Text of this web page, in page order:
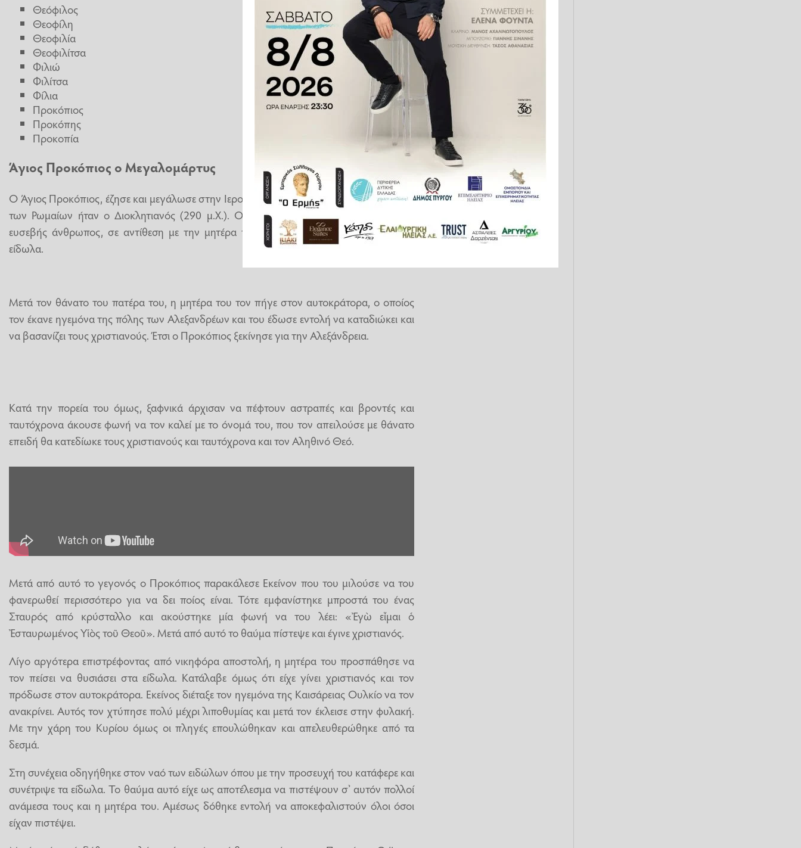
Θεόφιλος
Θεοφίλη
Θεοφιλία
Θεοφιλίτσα
Φιλιώ
Φιλίτσα
Φίλια
Προκόπιος
Προκόπης
Προκοπία
Άγιος Προκόπιος ο Μεγαλομάρτυς
Ο Άγιος Προκόπιος, έζησε και μεγάλωσε στην Ιερουσαλήμ τα χρόνια που αυτοκράτορας
των Ρωμαίων ήταν ο Διοκλητιανός (290 μ.Χ.). Ο πατέρας του, ο Χριστόφορος, ήταν
ευσεβής άνθρωπος, σε αντίθεση με την μητέρα του, την Θεοδοσία που πίστευε στα
είδωλα.
Μετά τον θάνατο του πατέρα του, η μητέρα του τον πήγε στον αυτοκράτορα, ο οποίος
τον έκανε ηγεμόνα της πόλης των Αλεξανδρέων και του έδωσε εντολή να καταδιώκει και
να βασανίζει τους χριστιανούς. Έτσι ο Προκόπιος ξεκίνησε για την Αλεξάνδρεια.
Κατά την πορεία του όμως, ξαφνικά άρχισαν να πέφτουν αστραπές και βροντές και
ταυτόχρονα άκουσε φωνή να τον καλεί με το όνομά του, που τον απειλούσε με θάνατο
επειδή θα κατεδίωκε τους χριστιανούς και ταυτόχρονα και τον Αληθινό Θεό.
Μετά από αυτό το γεγονός ο Προκόπιος παρακάλεσε Εκείνον που του μιλούσε να του
φανερωθεί περισσότερο για να δει ποίος είναι. Τότε εμφανίστηκε μπροστά του ένας
Σταυρός από κρύσταλλο και ακούστηκε μία φωνή να του λέει: «Ἐγὼ εἶμαι ὁ
Ἐσταυρωμένος Υἱὸς τοῦ Θεοῦ». Μετά από αυτό το θαύμα πίστεψε και έγινε χριστιανός.
Λίγο αργότερα επιστρέφοντας από νικηφόρα αποστολή, η μητέρα του προσπάθησε να
τον πείσει να θυσιάσει στα είδωλα. Κατάλαβε όμως ότι είχε γίνει χριστιανός και τον
πρόδωσε στον αυτοκράτορα. Εκείνος διέταξε τον ηγεμόνα της Καισάρειας Ουλκίο να τον
ανακρίνει. Αυτός τον χτύπησε πολύ μέχρι λιποθυμίας και μετά τον έκλεισε στην φυλακή.
Με την χάρη του Κυρίου όμως οι πληγές επουλώθηκαν και απελευθερώθηκε από τα
δεσμά.
Στη συνέχεια οδηγήθηκε στον ναό των ειδώλων όπου με την προσευχή του κατάφερε και
συνέτριψε τα είδωλα. Το θαύμα αυτό είχε ως αποτέλεσμα να πιστέψουν σ’ αυτόν πολλοί
ανάμεσα τους και η μητέρα του. Αμέσως δόθηκε εντολή να αποκεφαλιστούν όλοι όσοι
είχαν πιστέψει.